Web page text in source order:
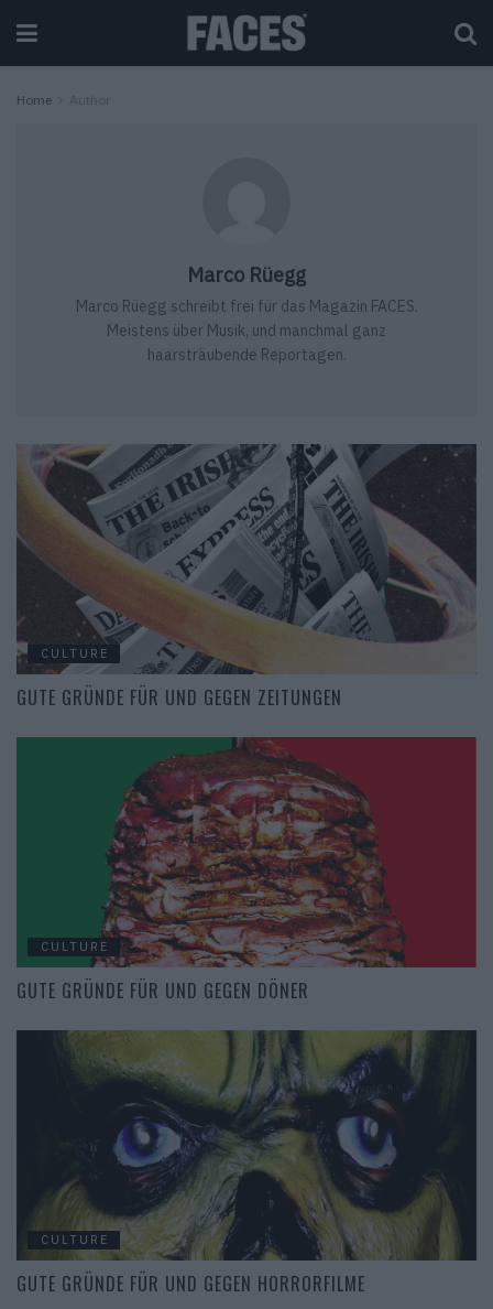
Home Author
Marco Rüegg
Marco Rüegg schreibt frei für das Magazin FACES.
Meistens über Musik, und manchmal ganz
haarsträubende Reportagen.
CULTURE
GUTE GRÜNDE ​​FÜR UND GEGEN ZEITUNGEN
CULTURE
GUTE GRÜNDE FÜR UND GEGEN DÖNER
CULTURE
GUTE GRÜNDE FÜR UND GEGEN HORRORFILME